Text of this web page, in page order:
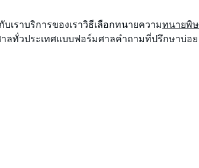
บเราบริการของเราวิธีเลือกทนายความทนายพิ
ลทั่วประเทศแบบฟอร์มศาลคำถามที่ปรึกษาบ่อย